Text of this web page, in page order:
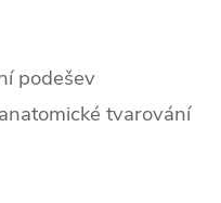
podešev
tvarování